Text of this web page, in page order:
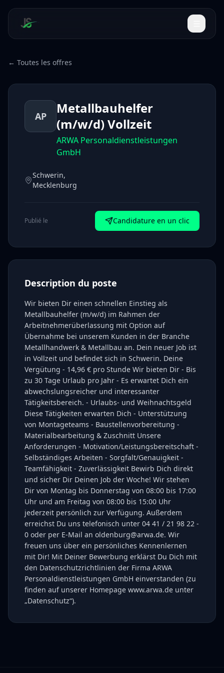
← Toutes les offres
AP
Metallbauhelfer
(m/w/d) Vollzeit
ARWA Personaldienstleistungen
GmbH
Schwerin,
Mecklenburg
Publié le Candidature en un clic
Description du poste
Wir bieten Dir einen schnellen Einstieg als
Metallbauhelfer (m/w/d) im Rahmen der
Arbeitnehmerüberlassung mit Option auf
Übernahme bei unserem Kunden in der Branche
Metallhandwerk & Metallbau an. Dein neuer Job ist
in Vollzeit und befindet sich in Schwerin. Deine
Vergütung - 14,96 € pro Stunde Wir bieten Dir - Bis
zu 30 Tage Urlaub pro Jahr - Es erwartet Dich ein
abwechslungsreicher und interessanter
Tätigkeitsbereich. - Urlaubs- und Weihnachtsgeld
Diese Tätigkeiten erwarten Dich - Unterstützung
von Montageteams - Baustellenvorbereitung -
Materialbearbeitung & Zuschnitt Unsere
Anforderungen - Motivation/Leistungsbereitschaft -
Selbständiges Arbeiten - Sorgfalt/Genauigkeit -
Teamfähigkeit - Zuverlässigkeit Bewirb Dich direkt
und sicher Dir Deinen Job der Woche! Wir stehen
Dir von Montag bis Donnerstag von 08:00 bis 17:00
Uhr und am Freitag von 08:00 bis 15:00 Uhr
jederzeit persönlich zur Verfügung. Außerdem
erreichst Du uns telefonisch unter 04 41 / 21 98 22 -
0 oder per E-Mail an oldenburg@arwa.de. Wir
freuen uns über ein persönliches Kennenlernen
mit Dir! Mit Deiner Bewerbung erklärst Du Dich mit
den Datenschutzrichtlinien der Firma ARWA
Personaldienstleistungen GmbH einverstanden (zu
finden auf unserer Homepage www.arwa.de unter
„Datenschutz“).